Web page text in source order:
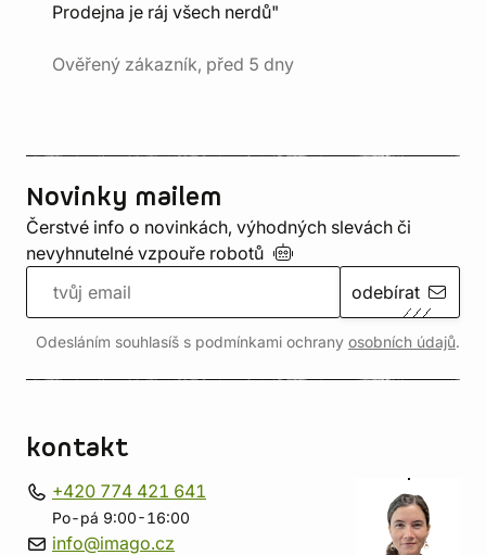
Prodejna je ráj všech nerdů"
Ověřený zákazník, před 5 dny
Novinky mailem
Čerstvé info o novinkách, výhodných slevách či
nevyhnutelné vzpouře robotů
odebírat
Odesláním souhlasíš s podmínkami ochrany osobních údajů.
kontakt
+420 774 421 641
Po-pá 9:00-16:00
info@imago.cz